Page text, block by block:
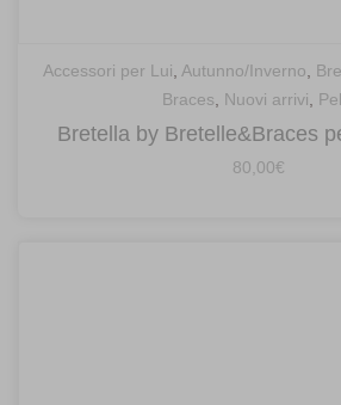
Accessori per Lui, Autunno/Inverno,
Braces, Nuovi arrivi,
Bretella by Bretelle&Braces
80,00€